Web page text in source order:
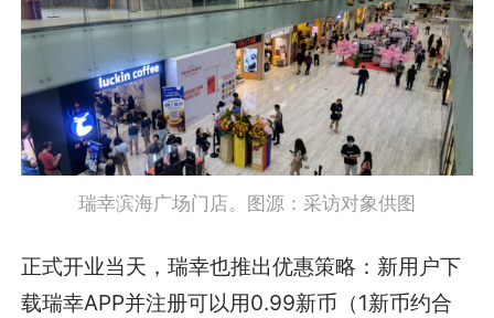
瑞幸滨海广场门店。图源：采访对象供图
正式开业当天，瑞幸也推出优惠策略：新用户下
载瑞幸APP并注册可以用0.99新币（1新币约合